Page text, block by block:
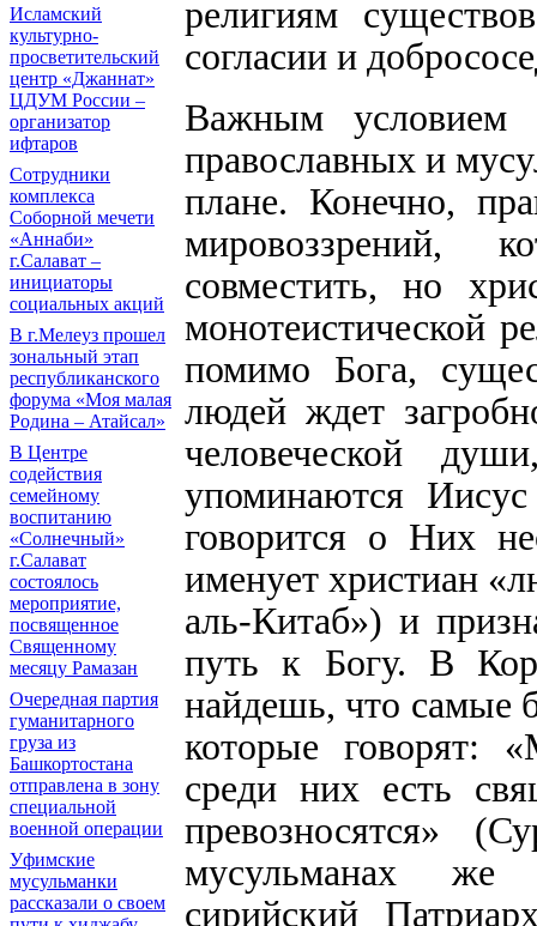
Исламский
культурно-
просветительский
центр «Джаннат»
ЦДУМ России –
организатор
ифтаров
Сотрудники
комплекса
Соборной мечети
«Аннаби»
г.Салават –
инициаторы
социальных акций
В г.Мелеуз прошел
зональный этап
республиканского
форума «Моя малая
Родина – Атайсал»
В Центре
содействия
семейному
воспитанию
«Солнечный»
г.Салават
состоялось
мероприятие,
посвященное
Священному
месяцу Рамазан
Очередная партия
гуманитарного
груза из
Башкортостана
отправлена в зону
специальной
военной операции
Уфимские
мусульманки
рассказали о своем
религиям
согласии и
Важным условием
православных и
плане. Конечно,
мировоззрений,
совместить, но
монотеистической
помимо Бога,
людей ждет
человеческой
упоминаются
говорится о Них
именует христиан
аль-Китаб») и
путь к Богу. В
найдешь, что самые
которые говорят:
среди них есть
превозносятся»
мусульманах же
сирийский